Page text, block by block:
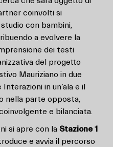
coinvolti si
con bambini,
a evolvere la
dei testi
del progetto
Mauriziano in due
in un’ala e il
nella parte opposta,
e bilanciata.
si apre con la Stazione 1
e avvia il percorso